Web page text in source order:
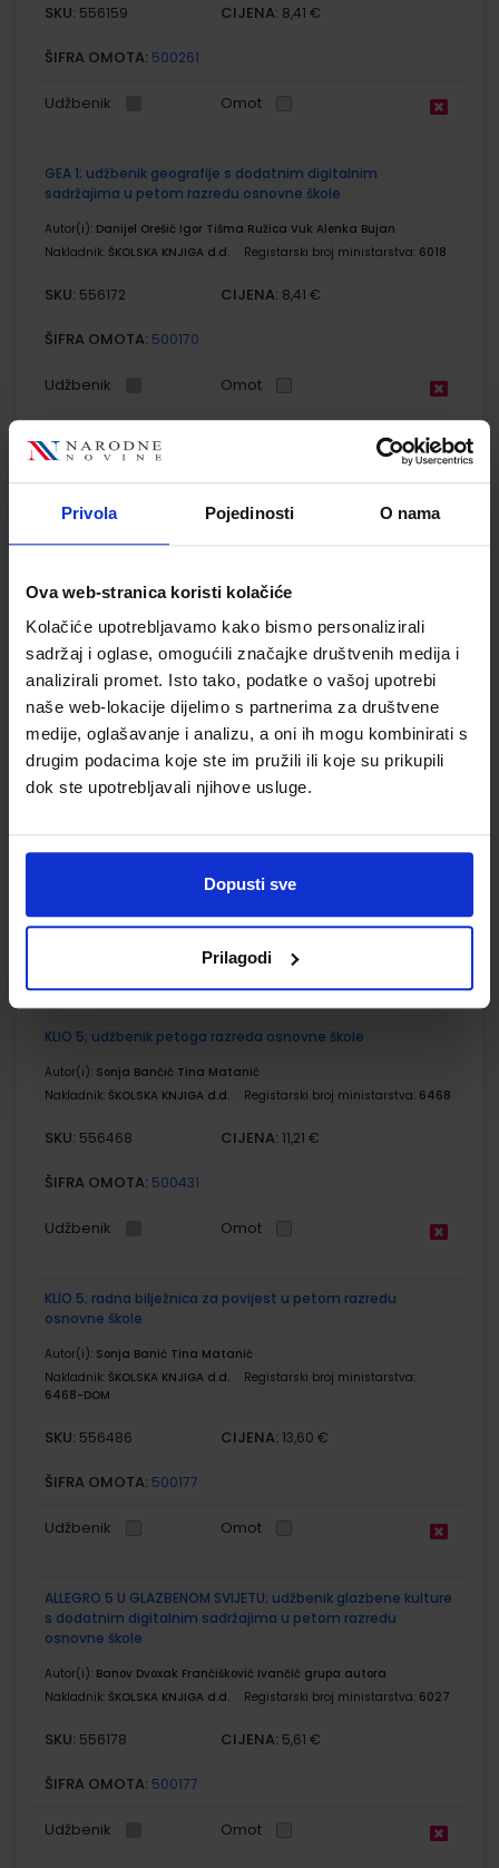
Privola Pojedinosti O nama
Ova web-stranica koristi kolačiće
Kolačiće upotrebljavamo kako bismo personalizirali
sadržaj i oglase, omogućili značajke društvenih medija i
analizirali promet. Isto tako, podatke o vašoj upotrebi
naše web-lokacije dijelimo s partnerima za društvene
medije, oglašavanje i analizu, a oni ih mogu kombinirati s
drugim podacima koje ste im pružili ili koje su prikupili
dok ste upotrebljavali njihove usluge.
Dopusti sve
Prilagodi
SKU: 556159 CIJENA: 8,41 €
ŠIFRA OMOTA: 500261
Udžbenik Omot
GEA 1; udžbenik geografije s dodatnim digitalnim
sadržajima u petom razredu osnovne škole
Autor(i): Danijel Orešić Igor Tišma Ružica Vuk Alenka Bujan
Nakladnik: ŠKOLSKA KNJIGA d.d. Registarski broj ministarstva: 6018
SKU: 556172 CIJENA: 8,41 €
ŠIFRA OMOTA: 500170
Udžbenik Omot
GEA 1; radna bilježnica za geografiju u petom razredu
Autor(i):Danijel Orešić Igor Tišma Ružica Vuk Alenka Bujan
SKU:556173 CIJENA:13,60 €
ŠIFRA OMOTA: 500170
Udžbenik Omot
GEA 1; nastavni listići za samovrednovanje i razumijevanje
geografskih vještina
Nakladnik:ŠKOLSKA KNJIGA d.d. Registarski broj ministarstva:
CIJENA:
ŠIFRA OMOTA:
KLIO 5; udžbenik petoga razreda osnovne škole
Autor(i): Sonja Bančić Tina Matanić
Nakladnik: ŠKOLSKA KNJIGA d.d. Registarski broj ministarstva: 6468
SKU: 556468 CIJENA: 11,21 €
ŠIFRA OMOTA: 500431
Udžbenik Omot
KLIO 5; radna bilježnica za povijest u petom razredu
osnovne škole
Autor(i): Sonja Banić Tina Matanić
Nakladnik: ŠKOLSKA KNJIGA d.d.
Registarski broj ministarstva:
6468-DOM
SKU: 556486 CIJENA: 13,60 €
ŠIFRA OMOTA: 500177
Udžbenik Omot
ALLEGRO 5 U GLAZBENOM SVIJETU; udžbenik glazbene kulture
s dodatnim digitalnim sadržajima u petom razredu
osnovne škole
Autor(i): Banov Dvoxak Frančišković Ivančić grupa autora
Nakladnik: ŠKOLSKA KNJIGA d.d. Registarski broj ministarstva: 6027
SKU: 556178 CIJENA: 5,61 €
ŠIFRA OMOTA: 500177
Udžbenik Omot